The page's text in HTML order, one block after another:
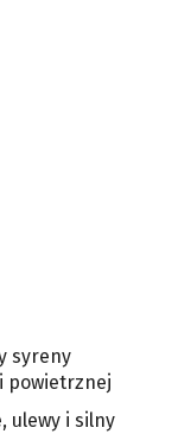
syreny
powietrznej
ulewy i silny